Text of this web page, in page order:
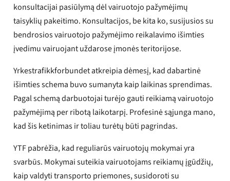
konsultacijai pasiūlymą dėl vairuotojo pažymėjimų
taisyklių pakeitimo. Konsultacijos, be kita ko, susijusios su
bendrosios vairuotojo pažymėjimo reikalavimo išimties
įvedimu vairuojant uždarose įmonės teritorijose.
Yrkestrafikkforbundet atkreipia dėmesį, kad dabartinė
išimties schema buvo sumanyta kaip laikinas sprendimas.
Pagal schemą darbuotojai turėjo gauti reikiamą vairuotojo
pažymėjimą per ribotą laikotarpį. Profesinė sąjunga mano,
kad šis ketinimas ir toliau turėtų būti pagrindas.
YTF pabrėžia, kad reguliarūs vairuotojų mokymai yra
svarbūs. Mokymai suteikia vairuotojams reikiamų įgūdžių,
kaip valdyti transporto priemones, susidoroti su